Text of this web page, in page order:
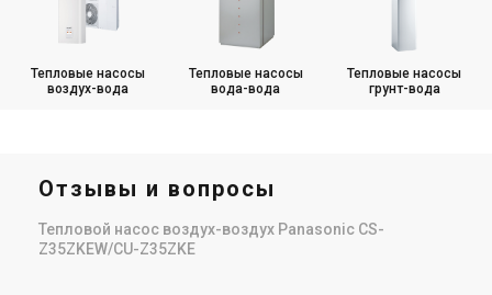
Тепловые насосы
воздух-вода
Тепловые насосы
вода-вода
Тепловые насосы
грунт-вода
Отзывы и вопросы
Тепловой насос воздух-воздух Panasonic CS-
Z35ZKEW/CU-Z35ZKE